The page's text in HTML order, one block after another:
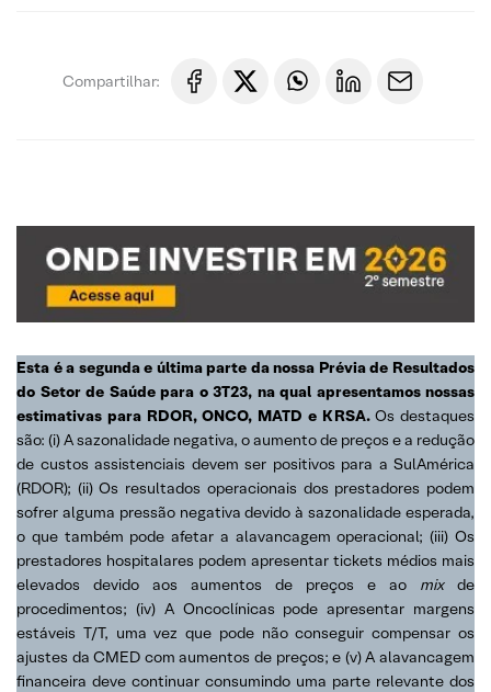
Compartilhar:
Esta é a segunda e última parte da nossa Prévia de Resultados
do Setor de Saúde para o 3T23, na qual apresentamos nossas
estimativas para RDOR, ONCO, MATD e KRSA.Os destaques
são: (i) A sazonalidade negativa, o aumento de preços e a redução
de custos assistenciais devem ser positivos para a SulAmérica
(RDOR); (ii) Os resultados operacionais dos prestadores podem
sofrer alguma pressão negativa devido à sazonalidade esperada,
o que também pode afetar a alavancagem operacional; (iii) Os
prestadores hospitalares podem apresentar tickets médios mais
elevados devido aos aumentos de preços e ao mixde
procedimentos; (iv) A Oncoclínicas pode apresentar margens
estáveis T/T, uma vez que pode não conseguir compensar os
ajustes da CMED com aumentos de preços; e (v) A alavancagem
financeira deve continuar consumindo uma parte relevante dos